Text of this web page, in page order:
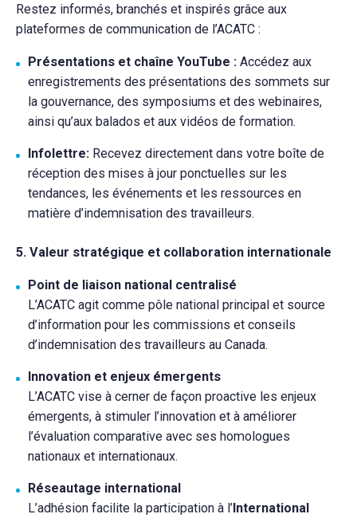
Restez informés, branchés et inspirés grâce aux
plateformes de communication de l’ACATC :
Présentations et chaîne YouTube : Accédez aux
enregistrements des présentations des sommets sur
la gouvernance, des symposiums et des webinaires,
ainsi qu’aux balados et aux vidéos de formation.
Infolettre: Recevez directement dans votre boîte de
réception des mises à jour ponctuelles sur les
tendances, les événements et les ressources en
matière d’indemnisation des travailleurs.
5. Valeur stratégique et collaboration internationale
Point de liaison national centralisé
L’ACATC agit comme pôle national principal et source
d’information pour les commissions et conseils
d’indemnisation des travailleurs au Canada.
Innovation et enjeux émergents
L’ACATC vise à cerner de façon proactive les enjeux
émergents, à stimuler l’innovation et à améliorer
l’évaluation comparative avec ses homologues
nationaux et internationaux.
Réseautage international
L’adhésion facilite la participation à l’ International